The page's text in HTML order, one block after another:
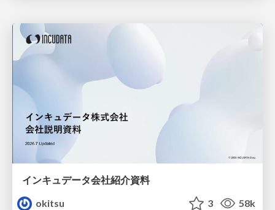
インキュデータ会社紹介資料
okitsu
3 58k